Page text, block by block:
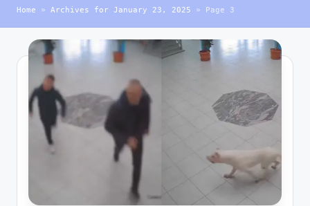
Home » Archives for January 23, 2025 » Page 3